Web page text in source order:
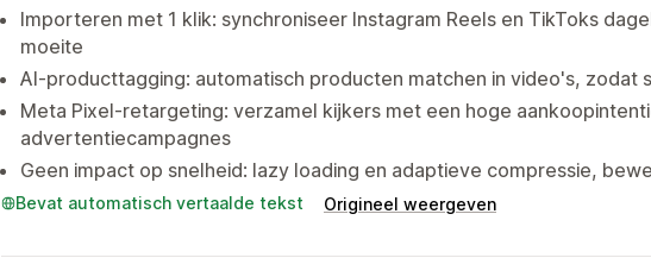
Importeren met 1 klik: synchroniseer Instagram Reels en TikToks
moeite
AI-producttagging: automatisch producten matchen in video's, zodat
Meta Pixel-retargeting: verzamel kijkers met een hoge
advertentiecampagnes
Geen impact op snelheid: lazy loading en adaptieve compressie,
Bevat automatisch vertaalde tekst Origineel weergeven